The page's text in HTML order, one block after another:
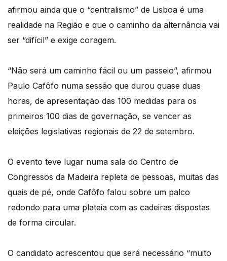
afirmou ainda que o “centralismo” de Lisboa é uma
realidade na Região e que o caminho da alternância vai
ser “difícil” e exige coragem.
“Não será um caminho fácil ou um passeio”, afirmou
Paulo Cafôfo numa sessão que durou quase duas
horas, de apresentação das 100 medidas para os
primeiros 100 dias de governação, se vencer as
eleições legislativas regionais de 22 de setembro.
O evento teve lugar numa sala do Centro de
Congressos da Madeira repleta de pessoas, muitas das
quais de pé, onde Cafôfo falou sobre um palco
redondo para uma plateia com as cadeiras dispostas
de forma circular.
O candidato acrescentou que será necessário “muito